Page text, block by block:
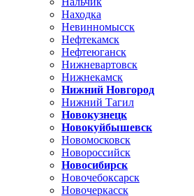
Находка
Невинномысск
Нефтекамск
Нефтеюганск
Нижневартовск
Нижнекамск
Нижний Новгород
Нижний Тагил
Новокузнецк
Новокуйбышевск
Новомосковск
Новороссийск
Новосибирск
Новочебоксарск
Новочеркасск